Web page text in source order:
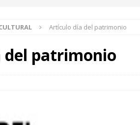
Artículo día del patrimonio
patrimonio